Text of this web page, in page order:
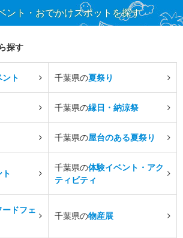
ント・おでかけスポットを探す
探す
ト 千葉県の夏祭り
千葉県の縁日・納涼祭
千葉県の屋台のある夏祭り
千葉県の体験イベント・アク
ティビティ
ドフェ
千葉県の物産展